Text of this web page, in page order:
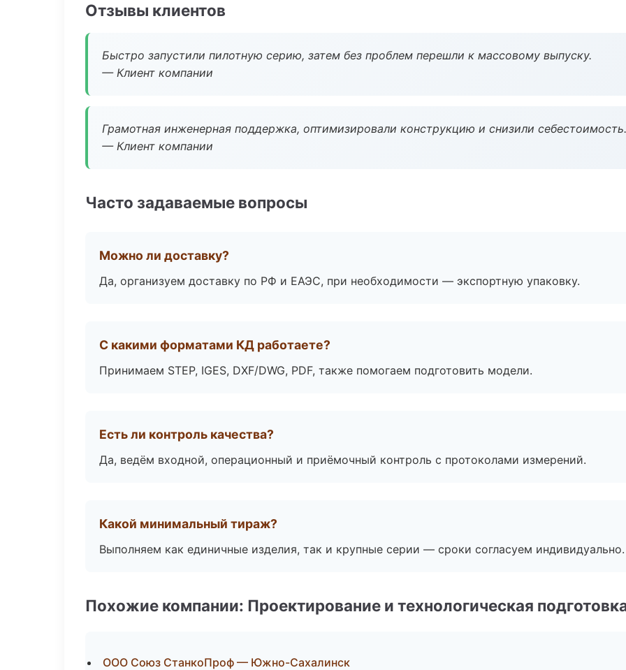
Отзывы клиентов
Быстро запустили пилотную серию, затем без проблем перешли к массовому выпуску.
— Клиент компании
Грамотная инженерная поддержка, оптимизировали конструкцию и снизили себестоимость.
— Клиент компании
Часто задаваемые вопросы
Можно ли доставку?
Да, организуем доставку по РФ и ЕАЭС, при необходимости — экспортную упаковку.
С какими форматами КД работаете?
Принимаем STEP, IGES, DXF/DWG, PDF, также помогаем подготовить модели.
Есть ли контроль качества?
Да, ведём входной, операционный и приёмочный контроль с протоколами измерений.
Какой минимальный тираж?
Выполняем как единичные изделия, так и крупные серии — сроки согласуем индивидуально.
Похожие компании: Проектирование и технологическая
ООО Союз СтанкоПроф — Южно-Сахалинск